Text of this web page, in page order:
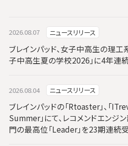
2026.08.07 ニュースリリース
ブレインパッド、女子中高生の理工
子中高生夏の学校2026」に4年連
2026.08.04 ニュースリリース
ブレインパッドの「Rtoaster」、「
Summer」にて、レコメンドエンジ
門の最高位「Leader」を23期連続